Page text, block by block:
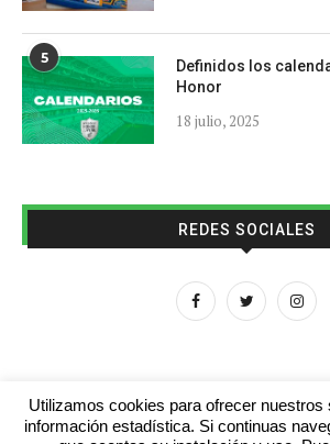
5
Definidos los
Honor
18 julio, 2025
REDES SOCIALES
Utilizamos cookies para ofrecer
información estadística. Si continuas